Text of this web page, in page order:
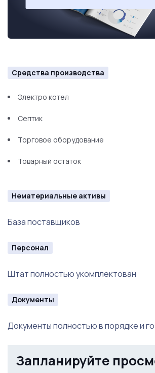
Средства производства
Электро котел
Септик
Торговое оборудование
Товарный остаток
Нематериальные активы
База поставщиков
Персонал
Штат полностью укомплектован
Документы
Документы полностью в порядке и
Запланируйте